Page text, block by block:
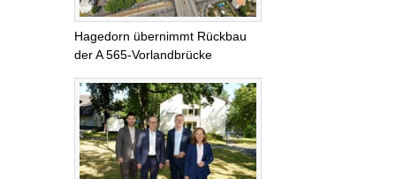
Hagedorn übernimmt Rückbau
der A 565-Vorlandbrücke